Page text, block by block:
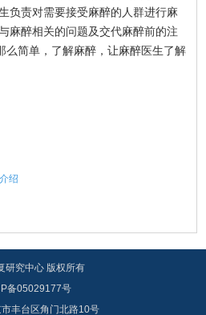
负责对需要接受麻醉的人群进行麻
麻醉相关的问题及交代麻醉前的注
么简单，了解麻醉，让麻醉医生了解
绍
研究中心 版权所有
备05029177号
丰台区角门北路10号